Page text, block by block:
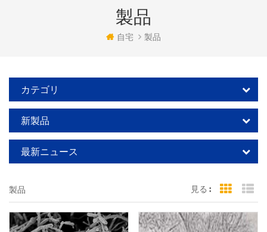
製品
自宅 製品
カテゴリ
新製品
最新ニュース
製品 見る : Grid